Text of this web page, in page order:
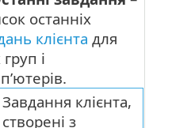
останніх
клієнта для
груп і
Завдання клієнта,
створені з